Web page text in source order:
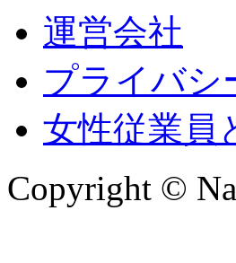
運営会社
プライバシ
女性従業員
Copyright ©